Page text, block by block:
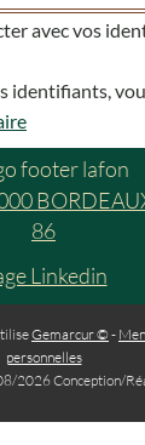
navigation
avec vos
identifiants,
86
Linkedin
Gemarcur © -
personnelles
2026 Conception/